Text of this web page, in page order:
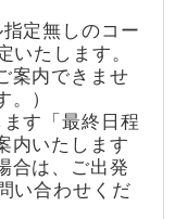
定無しのコー
いたします。
案内できませ
）
す「最終日程
内いたします
合は、ご出発
い合わせくだ